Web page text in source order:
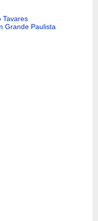
Tavares
Grande Paulista